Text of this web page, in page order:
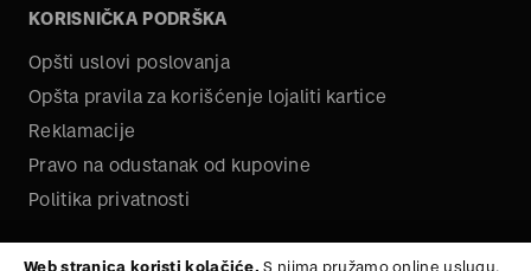
KORISNIČKA PODRŠKA
Opšti uslovi poslovanja
Opšta pravila za korišćenje lojaliti kartice
Reklamacije
Pravo na odustanak od kupovine
Politika privatnosti
Web stranica koristi kolačiće. S njima pružamo online uslugu,